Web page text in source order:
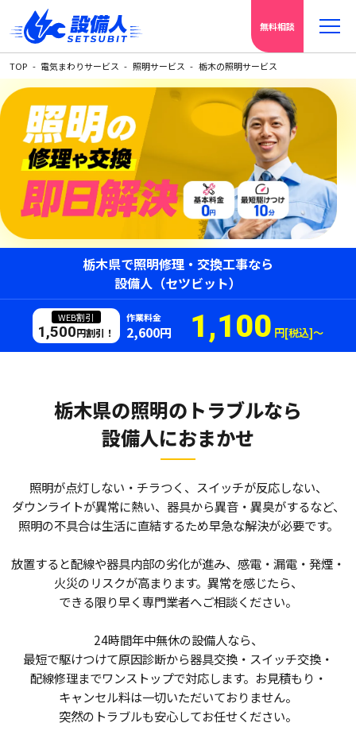
無料相談
TOP 電気まわりサービス 照明サービス 栃木の照明サービス
栃木県で照明修理・交換工事なら
設備人（セツビット）
WEB割引
1,500円割引！
作業料金
2,600円 1,100 円[税込]〜
栃木県の照明のトラブルなら
設備人におまかせ
照明が点灯しない・チラつく、スイッチが反応しない、
ダウンライトが異常に熱い、器具から異音・異臭がするなど、
照明の不具合は生活に直結するため早急な解決が必要です。
放置すると配線や器具内部の劣化が進み、感電・漏電・発煙・
火災のリスクが高まります。異常を感じたら、
できる限り早く専門業者へご相談ください。
24時間年中無休の設備人なら、
最短で駆けつけて原因診断から器具交換・スイッチ交換・
配線修理までワンストップで対応します。お見積もり・
キャンセル料は一切いただいておりません。
突然のトラブルも安心してお任せください。